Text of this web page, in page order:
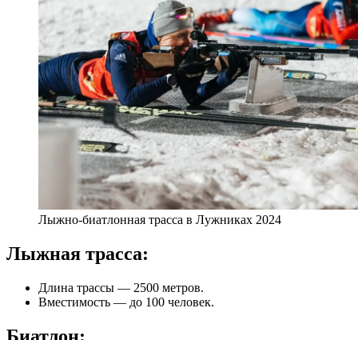
Лыжно-биатлонная трасса в Лужниках 2024
Лыжная трасса:
Длина трассы — 2500 метров.
Вместимость — до 100 человек.
Биатлон: